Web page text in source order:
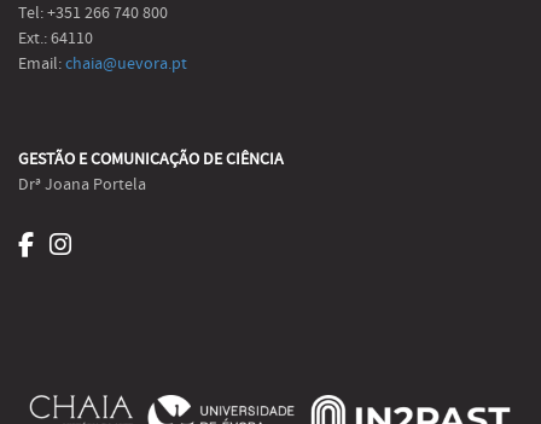
Tel: +351 266 740 800
Ext.: 64110
Email:chaia@uevora.pt
GESTÃO E COMUNICAÇÃO DE CIÊNCIA
Drª Joana Portela